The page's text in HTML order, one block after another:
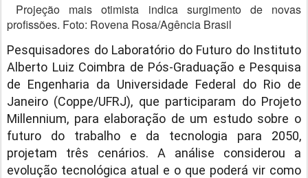
Projeção mais otimista indica surgimento de novas
profissões. Foto: Rovena Rosa/Agência Brasil
Pesquisadores do Laboratório do Futuro do Instituto
Alberto Luiz Coimbra de Pós-Graduação e Pesquisa
de Engenharia da Universidade Federal do Rio de
Janeiro (Coppe/UFRJ), que participaram do Projeto
Millennium, para elaboração de um estudo sobre o
futuro do trabalho e da tecnologia para 2050,
projetam três cenários. A análise considerou a
evolução tecnológica atual e o que poderá vir como